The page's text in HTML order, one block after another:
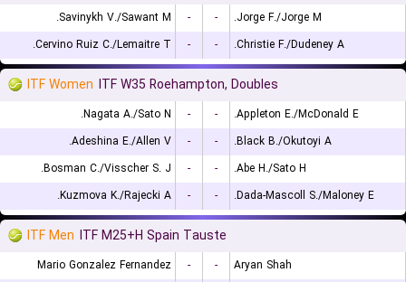
Savinykh V./Sawant M. - -
Jorge F./Jorge M.
Cervino Ruiz C./Lemaitre T.
- - Christie F./Dudeney A.
ITF Women ITF W35 Roehampton, Doubles
Nagata A./Sato N. - -
Appleton E./McDonald E.
Adeshina E./Allen V.
- -
Black B./Okutoyi A.
Bosman C./Visscher S. J.
- -
Abe H./Sato H.
Kuzmova K./Rajecki A.
- - Dada-Mascoll S./Maloney E.
ITF Men ITF M25+H Spain Tauste
Mario Gonzalez Fernandez - -
Aryan Shah